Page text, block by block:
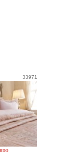
33971